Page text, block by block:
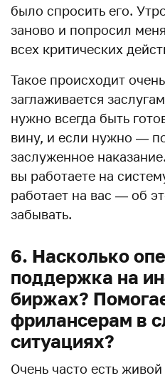
было спросить его.
заново и попросил
всех критических
Такое происходит
заглаживается
нужно всегда быть
вину, и если нужно —
заслуженное
вы работаете на
работает на вас — об
забывать.
6. Насколько
поддержка на
биржах?
фрилансерам в
ситуациях?
Очень часто есть